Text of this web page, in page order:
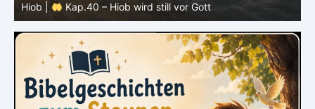
Hiob |
Kap.39 – Gott zeigt Hiob die wilden Tiere